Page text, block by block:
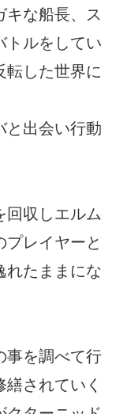
キな船長、ス
トルをしてい
転した世界に
と出会い行動
回収しエルム
レイヤーと
れたままにな
事を調べて行
されていく